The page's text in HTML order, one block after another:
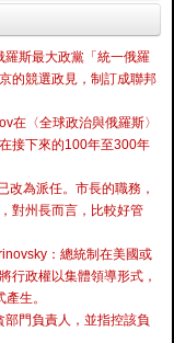
斯最大政黨「統一俄羅
的競選政見，制訂成聯邦
在〈全球政治與俄羅斯〉
接下來的100年至300年
改為派任。市長的職務，
對州長而言，比較好管
：總統制在美國或
行政權以集體領導形式，
生。
門負責人，並指控該負